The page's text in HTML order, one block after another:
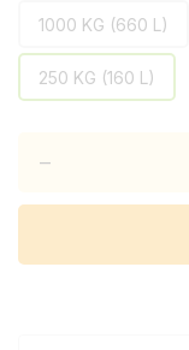
1000 KG (660 L)
250 KG (160 L)
–